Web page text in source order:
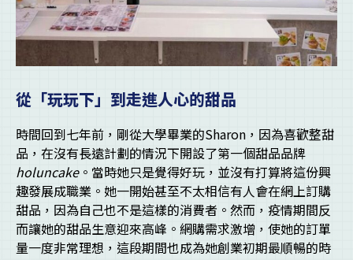
從「玩玩下」到走進人心的甜品
時間回到七年前，剛從大學畢業的Sharon，因為喜歡整甜
品，在沒有長遠計劃的情況下開設了第一個甜品品牌
holuncake。當時她只是覺得好玩，並沒有打算將這份興
趣發展成職業。她一開始甚至不太相信有人會在網上訂購
甜品，因為自己也不是這樣的消費者。然而，疫情期間反
而讓她的甜品生意迎來高峰。網購需求激增，使她的訂單
量一度非常理想，這段期間也成為她創業初期最順暢的時